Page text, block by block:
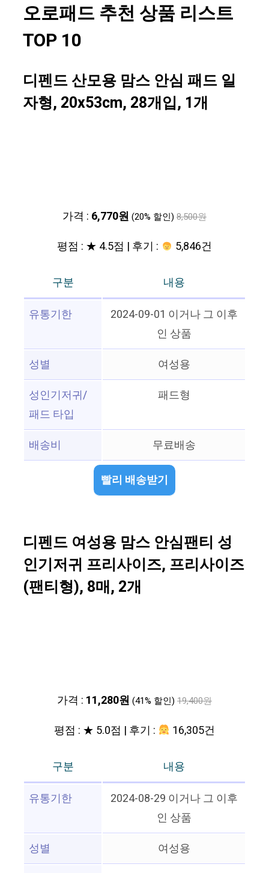
오로패드 추천 상품 리스트
TOP 10
디펜드 산모용 맘스 안심 패드 일
자형, 20x53cm, 28개입, 1개
가격 : 6,770원 (20% 할인) 8,500원
평점 : ★ 4.5점 | 후기 : 5,846건
구분
내용
유통기한
2024-09-01 이거나 그 이후
인 상품
성별
여성용
성인기저귀/
패드 타입
패드형
배송비 무료배송
빨리 배송받기
디펜드 여성용 맘스 안심팬티 성
인기저귀 프리사이즈, 프리사이즈
(팬티형), 8매, 2개
가격 : 11,280원 (41% 할인) 19,400원
평점 : ★ 5.0점 | 후기 : 16,305건
구분
내용
유통기한
2024-08-29 이거나 그 이후
인 상품
성별
여성용